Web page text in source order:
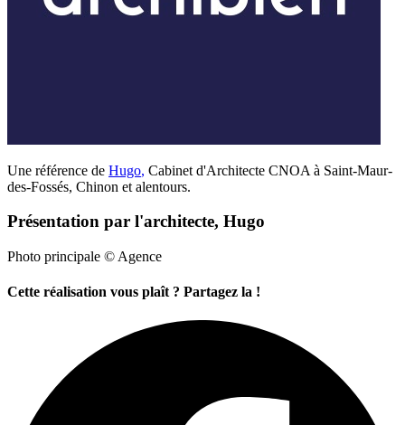
Une référence de Hugo, Cabinet d'Architecte CNOA à Saint-Maur-
des-Fossés, Chinon et alentours.
Présentation par l'architecte, Hugo
Photo principale © Agence
Cette réalisation vous plaît ? Partagez la !